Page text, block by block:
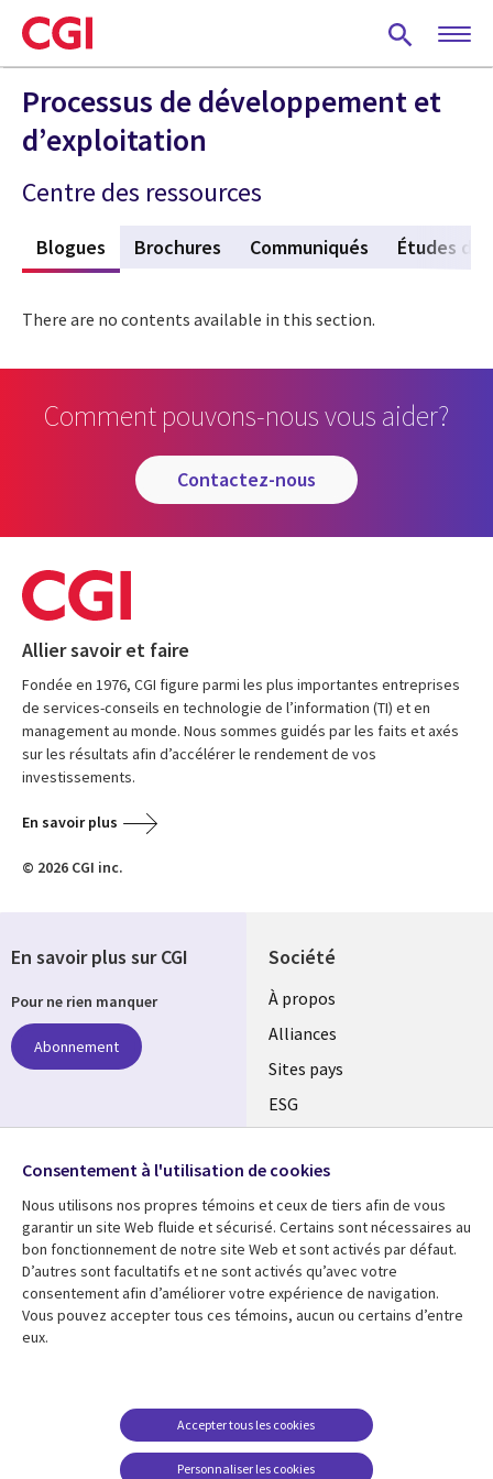
Skip
to
main
content
Processus de développement et
d’exploitation
Centre des ressources
Blogues (active tab)
Brochures Communiqués Études de
There are no contents available in this section.
Comment pouvons-nous vous aider?
contactez-nous
Allier savoir et faire
Fondée en 1976, CGI figure parmi les plus importantes entreprises
de services-conseils en technologie de l’information (TI) et en
management au monde. Nous sommes guidés par les faits et axés
sur les résultats afin d’accélérer le rendement de vos
investissements.
En savoir plus
© 2026 CGI inc.
Société
À propos
Alliances
Sites pays
ESG
Fusions
Salle de presse
Ressources
Articles
Études de cas
Support
Restrictions et
conditions juridiques
En savoir plus sur CGI
Pour ne rien manquer
Abonnement
Suivez-nous
Social
Media
Global
FR
Consentement à l'utilisation de cookies
Nous utilisons nos propres témoins et ceux de tiers afin de vous
garantir un site Web fluide et sécurisé. Certains sont nécessaires au
bon fonctionnement de notre site Web et sont activés par défaut.
D’autres sont facultatifs et ne sont activés qu’avec votre
consentement afin d’améliorer votre expérience de navigation.
Vous pouvez accepter tous ces témoins, aucun ou certains d’entre
eux.
Personnaliser les cookies
Accepter tous les cookies